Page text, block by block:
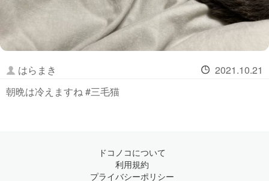
はらまき
2021.10.21
朝晩は冷えますね #三毛猫
ドコノコについて
利用規約
プライバシーポリシー